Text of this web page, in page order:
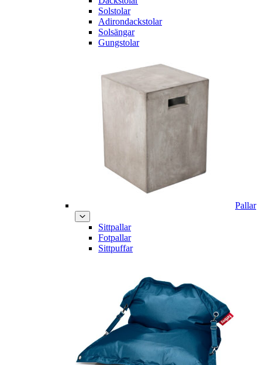
Solstolar
Adirondackstolar
Solsängar
Gungstolar
Pallar
Sittpallar
Fotpallar
Sittpuffar